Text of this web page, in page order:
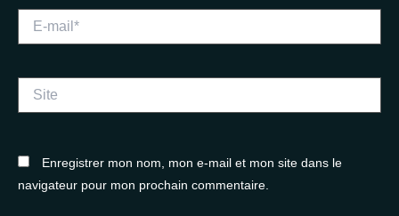
mail*
Enregistrer mon nom, mon e-mail et mon site dans le
navigateur pour mon prochain commentaire.